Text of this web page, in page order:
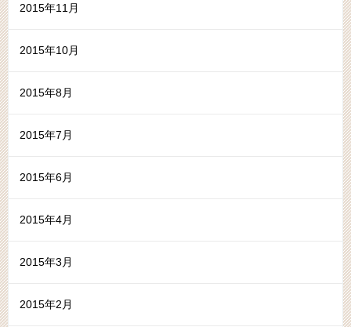
2015年11月
2015年10月
2015年8月
2015年7月
2015年6月
2015年4月
2015年3月
2015年2月